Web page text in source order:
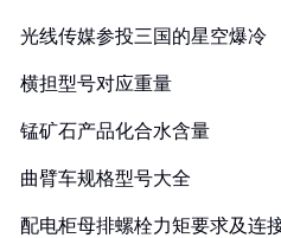
光线传媒参投三国的星空爆冷
横担型号对应重量
锰矿石产品化合水含量
曲臂车规格型号大全
配电柜母排螺栓力矩要求及连